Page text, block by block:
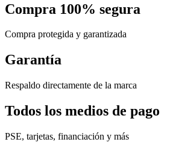
Compra 100% segura
Compra protegida y garantizada
Garantía
Respaldo directamente de la marca
Todos los medios de pago
PSE, tarjetas, financiación y más